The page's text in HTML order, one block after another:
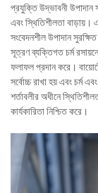
প্রযুক্তি উদ্ভাবনী উপাদান
এবং স্থিতিশীলতা
সংবেদনশীল উপাদান
সূত্রণ ব্যক্তিগত চর্ম
ফলাফল প্রদান করে।
সর্বোচ্চ রাখা হয় এবং চর্ম
শর্তাবলীর অধীনে
কার্যকারিতা নিশ্চিত করে।